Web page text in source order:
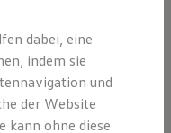
dabei, eine
indem sie
und
der Website
kann ohne diese